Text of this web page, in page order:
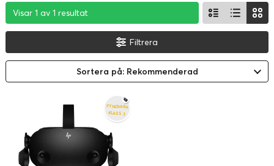
Visar 1 av 1 resultat
Visar 1 av 1 resultat
Visar 1 av 1 resultat
Filtrera
Sortera på: Rekommenderad
FYNDVARA
KLASS 3